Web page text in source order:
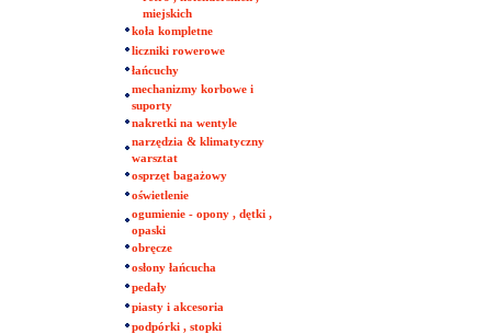
miejskich
koła kompletne
liczniki rowerowe
łańcuchy
mechanizmy korbowe i
suporty
nakretki na wentyle
narzędzia & klimatyczny
warsztat
osprzęt bagażowy
oświetlenie
ogumienie - opony , dętki ,
opaski
obręcze
osłony łańcucha
pedały
piasty i akcesoria
podpórki , stopki